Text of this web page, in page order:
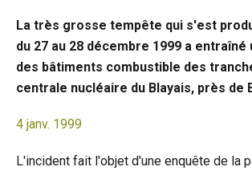
La très grosse tempête qui s'est
du 27 au 28 décembre 1999 a entraîné
des bâtiments combustible des
centrale nucléaire du Blayais, près de
4 janv. 1999
L'incident fait l'objet d'une enquête de la